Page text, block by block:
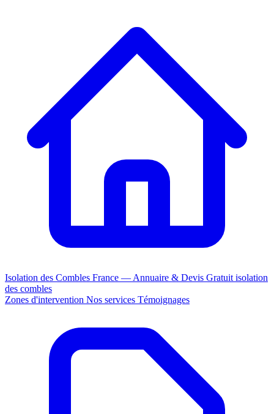
Isolation des Combles France — Annuaire & Devis Gratuit isolation
des combles
Zones d'intervention Nos services Témoignages